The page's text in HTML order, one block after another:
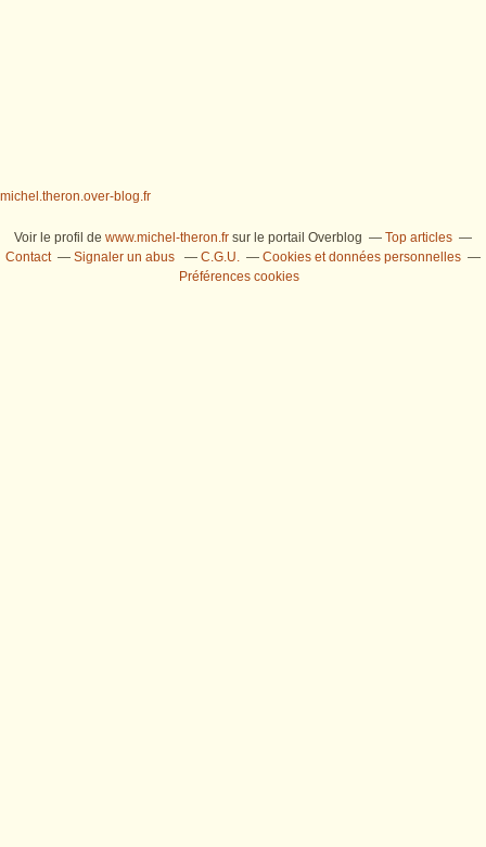
michel.theron.over-blog.fr
Voir le profil de www.michel-theron.fr sur le portail Overblog
Top articles
Contact
Signaler un abus C.G.U.
Cookies et données personnelles
Préférences cookies